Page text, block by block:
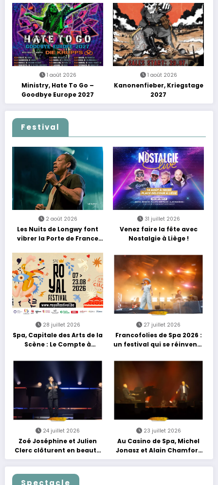
découvertes et énergie
reggae
1 août 2026
Ministry, Hate To Go –
Goodbye Europe 2027
1 août 2026
Kanonenfieber, Kriegstage
2027
Festival
2 août 2026
Les Nuits de Longwy font
vibrer la Porte de France
découvertes et énergie
reggae
31 juillet 2026
Venez faire la fête avec
Nostalgie à Liège !
28 juillet 2026
Spa, Capitale des Arts de la
Scène : Le Compte à
27 juillet 2026
Francofolies de Spa 2026 :
un festival qui se réinvente
grands moments de scène
24 juillet 2026
Zoé Joséphine et Julien
Clerc clôturent en beauté
Les Nuits Francofolies au
Casino
23 juillet 2026
Au Casino de Spa, Michel
Jonasz et Alain Chamfort
célèbrent le temps qui
passe… sans jamais céder
Spectacle